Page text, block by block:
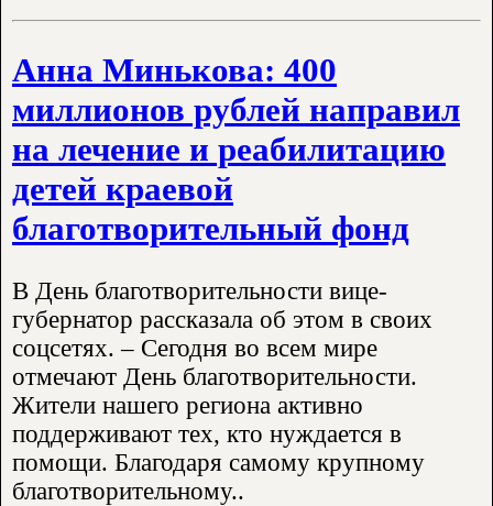
Анна Минькова: 400
миллионов рублей направил
на лечение и реабилитацию
детей краевой
благотворительный фонд
В День благотворительности вице-
губернатор рассказала об этом в своих
соцсетях. – Сегодня во всем мире
отмечают День благотворительности.
Жители нашего региона активно
поддерживают тех, кто нуждается в
помощи. Благодаря самому крупному
благотворительному..